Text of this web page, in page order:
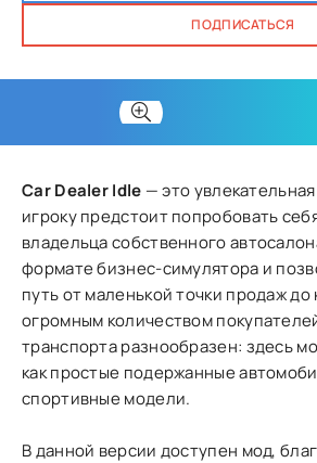
ПОДПИСАТЬСЯ
Car Dealer Idle — это
игроку предстоит попробовать
владельца собственного
формате бизнес-симулятора и
путь от маленькой точки продаж до
огромным количеством
транспорта разнообразен: здесь
как простые подержанные
спортивные модели.
В данной версии доступен мод,